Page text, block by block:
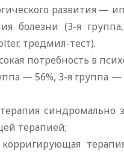
развития —
болезни (3-я
тредмил-тест).
потребность в
— 56%, 3-я группа
синдромально
терапией;